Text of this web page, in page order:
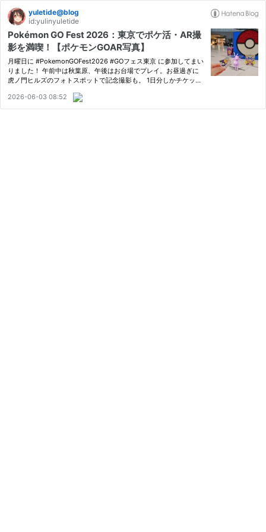
yuletide@blog
id:yulinyuletide
Pokémon GO Fest 2026：東京でポケ活・AR撮
影を満喫！【ポケモンGOAR写真】
月曜日に #PokemonGOFest2026 #GOフェス東京 に参加してまい
りました！ 午前中は秋葉原、午後はお台場でプレイ。お昼過ぎに
虎ノ門ヒルズのフォトスポットで記念撮影も。 1日分しかチケット
ゲットできたのも嬉しかったです。 #GOsnapshotI joined Pokém
on GO …
2026-06-03 08:52